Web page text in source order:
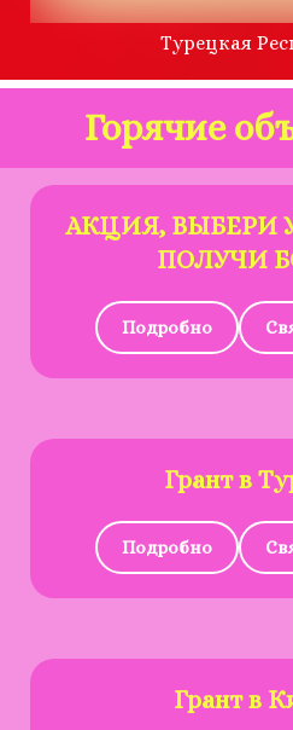
Турецкая
Горячие
АКЦИЯ, ВЫБЕРИ
ПОЛУЧИ
Подробно
Грант в
Подробно
Грант в